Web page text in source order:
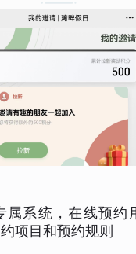
属系统，在线预约
项目和预约规则